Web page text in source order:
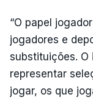
“O papel
jogadores e
substituições. O
representar
jogar, os que